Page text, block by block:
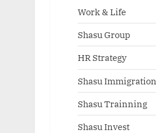
Work & Life
Shasu Group
HR Strategy
Shasu Immigration
Shasu Trainning
Shasu Invest